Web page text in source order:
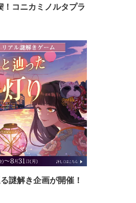
コニカミノルタプラ
謎解き企画が開催！